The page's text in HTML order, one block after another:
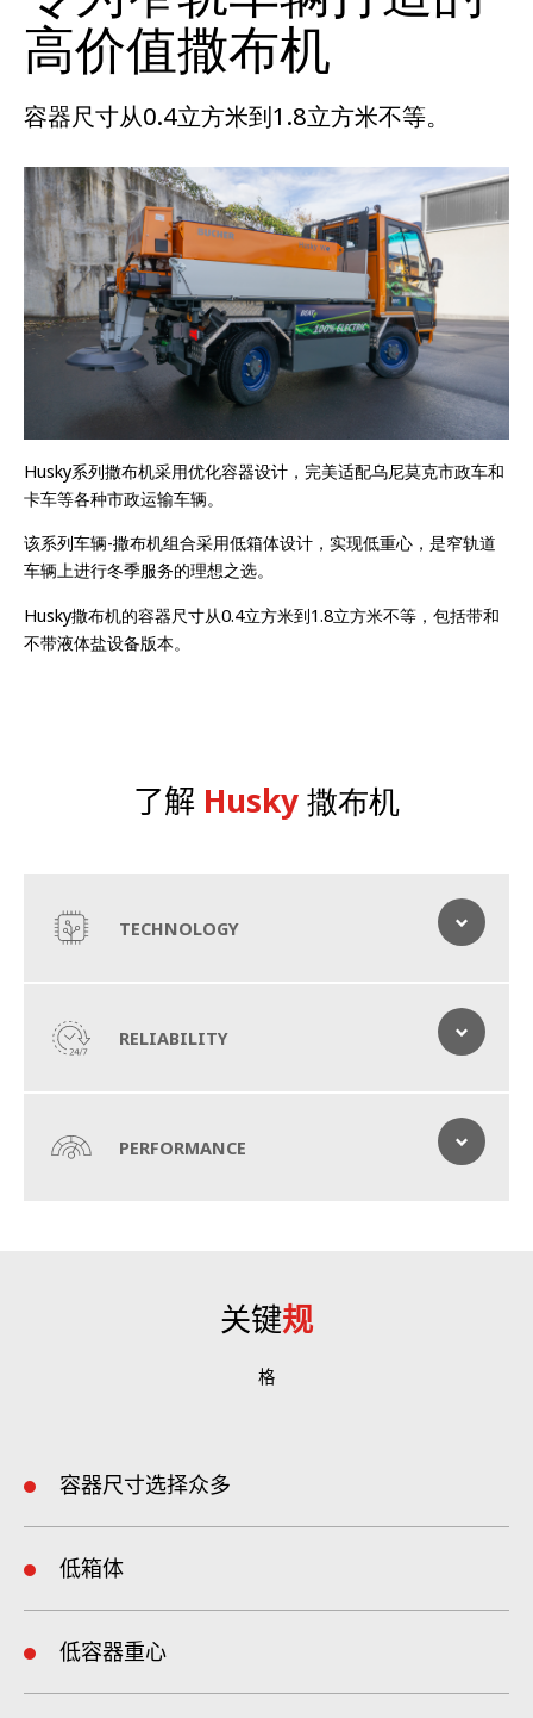
高价值撒布机
容器尺寸从0.4立方米到1.8立方米不等。
Husky系列撒布机采用优化容器设计，完美适配乌尼莫克市政车和
卡车等各种市政运输车辆。
该系列车辆-撒布机组合采用低箱体设计，实现低重心，是窄轨道
车辆上进行冬季服务的理想之选。
Husky撒布机的容器尺寸从0.4立方米到1.8立方米不等，包括带和
不带液体盐设备版本。
了解 Husky撒布机
TECHNOLOGY
Husky系列有Husky V和Husky W版本可供选择，两者配备不同数量
RELIABILITY
Husky系列撒布机以其卓越的可靠性、一流的服务和具有吸引力的性
PERFORMANCE
关键规
格
容器尺寸选择众多
低箱体
低容器重心